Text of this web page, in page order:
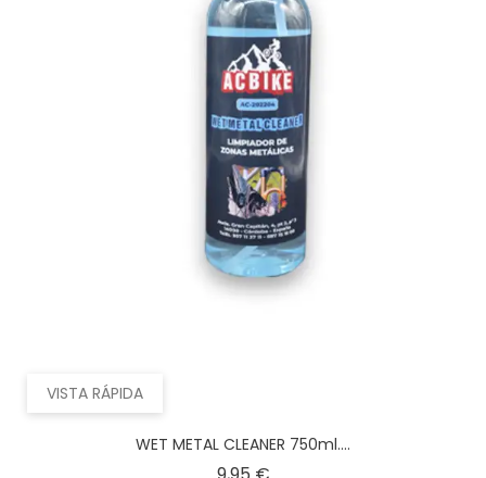
VISTA RÁPIDA
WET METAL CLEANER 750ml....